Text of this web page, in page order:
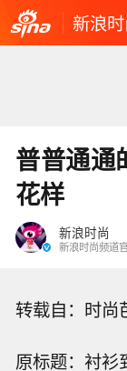
新浪
普普通通
花样
新浪时尚
新浪时尚频道
转载自：时尚
原标题：衬衫